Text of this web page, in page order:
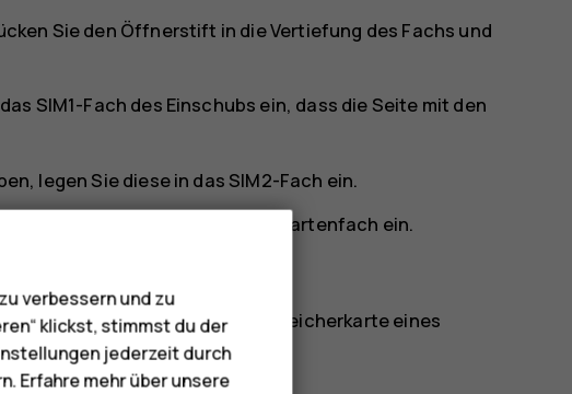
Sie den Öffnerstift in die Vertiefung des Fachs und
SIM1-Fach des Einschubs ein, dass die Seite mit den
legen Sie diese in das SIM2-Fach ein.
legen Sie diese in das Speicherkartenfach ein.
zu 512 GB große microSD-Speicherkarte eines
verbessern und zu
klickst, stimmst du der
jederzeit durch
Erfahre mehr über unsere